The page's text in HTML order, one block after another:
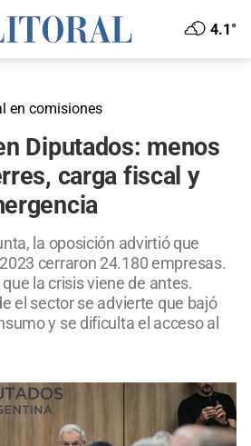
4.1°
en comisiones
Diputados: menos
carga fiscal y
la oposición advirtió que
cerraron 24.180 empresas.
la crisis viene de antes.
el sector se advierte que bajó
y se dificulta el acceso al